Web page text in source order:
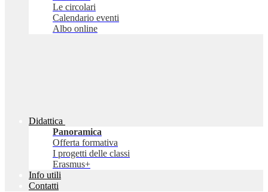
Le circolari
Calendario eventi
Albo online
Didattica
Panoramica
Offerta formativa
I progetti delle classi
Erasmus+
Info utili
Contatti